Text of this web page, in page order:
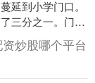
延到小学门口。
三分之一。门口
在硬扛。更让人
资炒股哪个平台